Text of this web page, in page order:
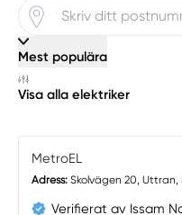
Mest populära
Visa alla elektriker
MetroEL
Adress:Skolvägen 20, Uttran,
Verifierat av Issam